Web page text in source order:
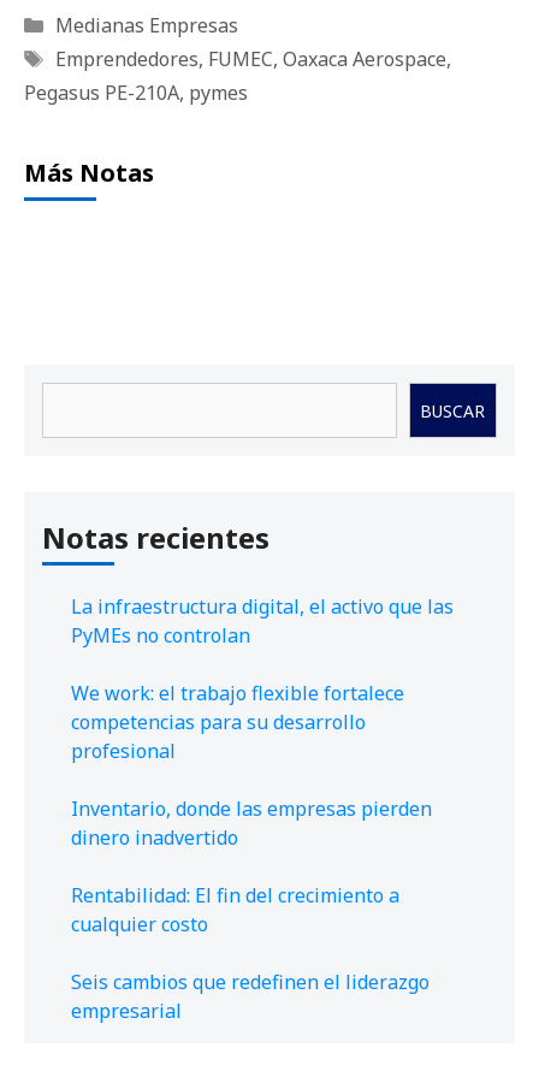
Categorías
Medianas Empresas
Etiquetas
Emprendedores, FUMEC, Oaxaca Aerospace,
Pegasus PE-210A, pymes
Más Notas
BUSCAR
Notas recientes
La infraestructura digital, el activo que las
PyMEs no controlan
We work: el trabajo flexible fortalece
competencias para su desarrollo
profesional
Inventario, donde las empresas pierden
dinero inadvertido
Rentabilidad: El fin del crecimiento a
cualquier costo
Seis cambios que redefinen el liderazgo
empresarial